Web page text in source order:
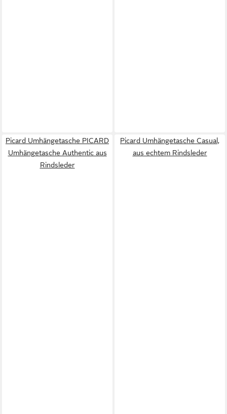
Picard Umhängetasche PICARD
Umhängetasche Authentic aus
Rindsleder
Picard Umhängetasche Casual,
aus echtem Rindsleder